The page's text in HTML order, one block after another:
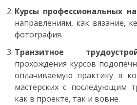
Курсы профессиональных
направлениям, как вязание,
фотография.
Транзитное
прохождения курсов
оплачиваемую практику в
мастерских с последующим
как в проекте, так и вовне.